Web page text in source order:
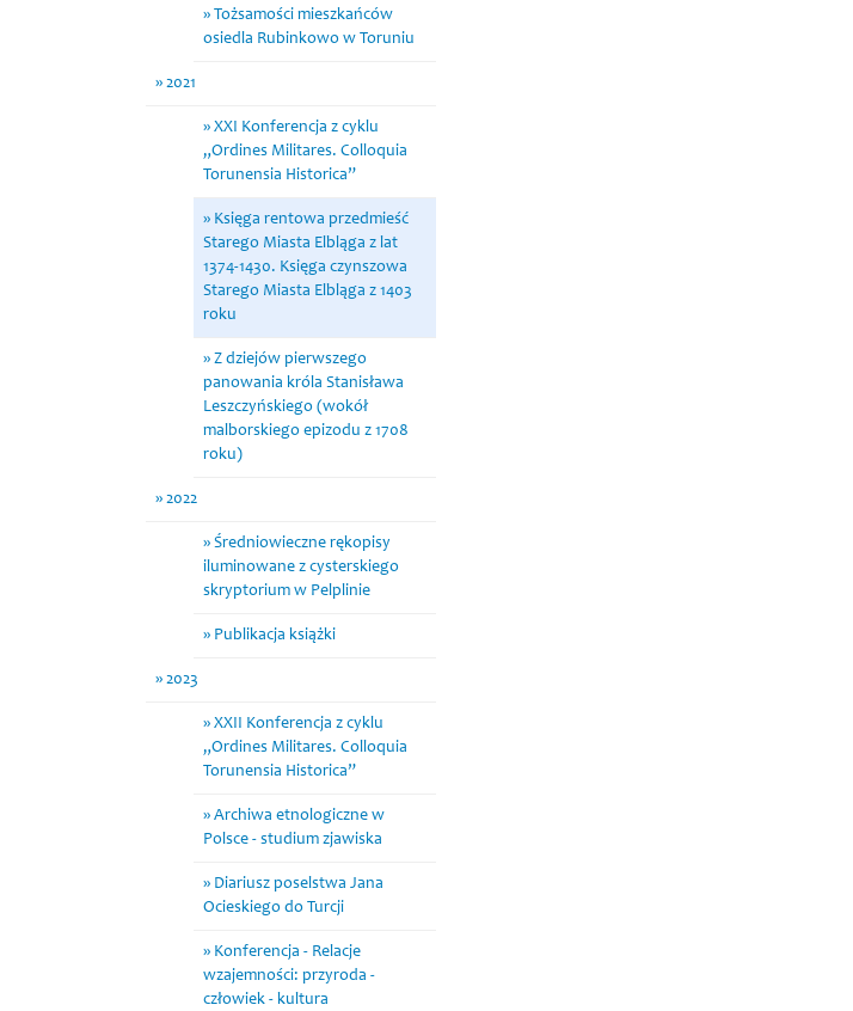
Tożsamości mieszkańców
osiedla Rubinkowo w Toruniu
2021
XXI Konferencja z cyklu
„Ordines Militares. Colloquia
Torunensia Historica”
Księga rentowa przedmieść
Starego Miasta Elbląga z lat
1374-1430. Księga czynszowa
Starego Miasta Elbląga z 1403
roku
Z dziejów pierwszego
panowania króla Stanisława
Leszczyńskiego (wokół
malborskiego epizodu z 1708
roku)
2022
Średniowieczne rękopisy
iluminowane z cysterskiego
skryptorium w Pelplinie
Publikacja książki
2023
XXII Konferencja z cyklu
„Ordines Militares. Colloquia
Torunensia Historica”
Archiwa etnologiczne w
Polsce - studium zjawiska
Diariusz poselstwa Jana
Ocieskiego do Turcji
Konferencja - Relacje
wzajemności: przyroda -
człowiek - kultura